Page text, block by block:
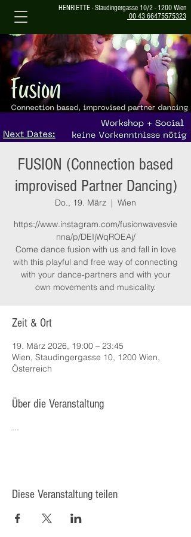
HENRIETTE - Staudingergasse 10/2 - 1200 Wien
00 43 66475575323
FUSION (Connection based
improvised Partner Dancing)
Do., 19. März
  |
Wien
https://www.instagram.com/fusionwavesvie
nna/p/DEIjWqROEAj/
Come dance fusion with us and fall in love
with this playful and free way of connecting
with your dance-partners and with your
own movements and musicality.
Zeit & Ort
19. März 2026, 19:00 – 23:45
Wien, Staudingergasse 10, 1200 Wien,
Österreich
Über die Veranstaltung
...
Diese Veranstaltung teilen